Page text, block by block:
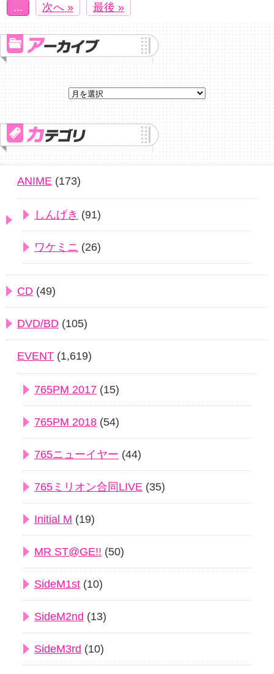
...
次へ » 最後 »
ANIME (173)
しんげき (91)
ワケミニ (26)
CD (49)
DVD/BD (105)
EVENT (1,619)
765PM 2017 (15)
765PM 2018 (54)
765ニューイヤー (44)
765ミリオン合同LIVE (35)
Initial M (19)
MR ST@GE!! (50)
SideM1st (10)
SideM2nd (13)
SideM3rd (10)